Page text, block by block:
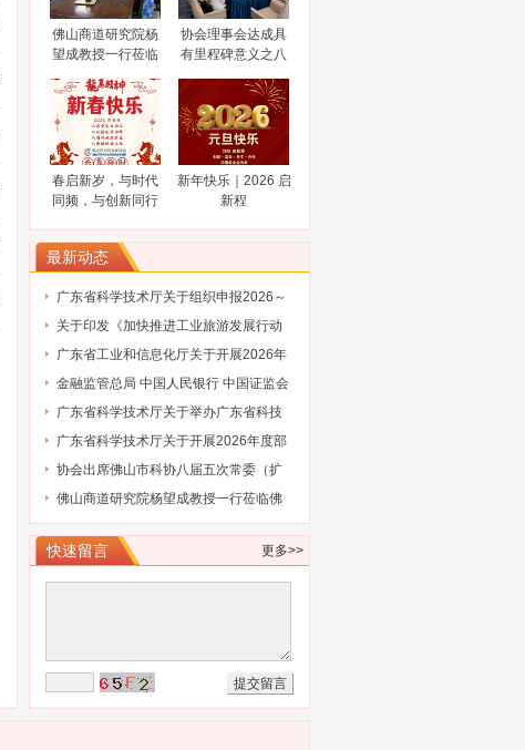
新论坛—全球技术转移大会参展项目
广东省科学技术厅关于组织参加2025中
国国际大数据产业博览会的通知
广东省工业和信息化厅关于广东民营企
工业废水循环利用典型案例征集工作的
通知
2024“创客广东”南海区域赛火热报名中
关于公布 2023年佛山高新区金融服务企
业大赛评选结果的通知
陈新文任佛山市人民政府副市长
谋而后动，打非“一击必中”
关于协会队伍建设的通知（奥博信息）
佛山商道研究院杨
望成教授一行莅临
会调研指导
协会理事会达成具
有里程碑意义之八
春启新岁，与时代
同频，与创新同行
新年快乐｜2026 启
新程
最新动态
广东省科学技术厅关于组织申报2026～
2027年度省重点领域研发计划“智能机器
人”专项项目的通知
关于印发《加快推进工业旅游发展行动
计划（2026-2030年）》的通知
广东省工业和信息化厅关于开展2026年
省级企业技术中心（第25批）认定的通
知
金融监管总局 中国人民银行 中国证监会
财政部关于健全金融机构治理的实施意
见
广东省科学技术厅关于举办广东省科技
保险后奖补管理办法及2027年广东省科
技与金融结合专项申报指南政策解读培
训会的通知
广东省科学技术厅关于开展2026年度部
级科技型企业孵化器推荐工作的通知
协会出席佛山市科协八届五次常委（扩
大）会议
佛山商道研究院杨望成教授一行莅临佛
山市科技金融协会调研指导
更多>>
快速留言